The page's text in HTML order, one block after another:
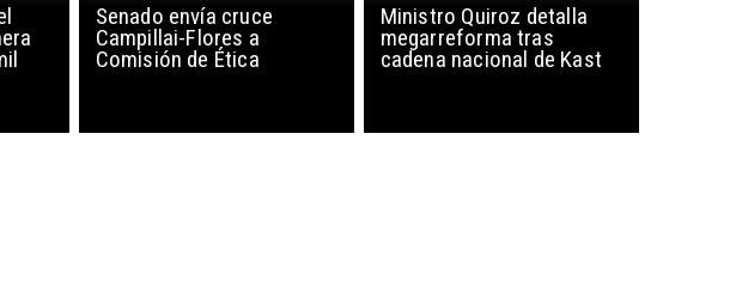
Senado envía cruce
Campillai-Flores a
Comisión de Ética
Ministro Quiroz detalla
megarreforma tras
cadena nacional de Kast